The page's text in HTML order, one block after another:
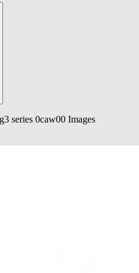
series 0caw00 Images